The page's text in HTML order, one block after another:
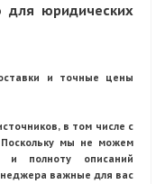
для юридических
и точные цены
в том числе с
мы не можем
и полноту описаний
важные для вас